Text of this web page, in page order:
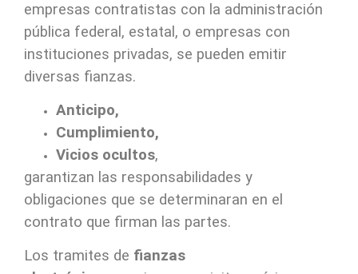
empresas contratistas con la administración
pública federal, estatal, o empresas con
instituciones privadas, se pueden emitir
diversas fianzas.
Anticipo,
Cumplimiento,
Vicios ocultos,
garantizan las responsabilidades y
obligaciones que se determinaran en el
contrato que firman las partes.
Los tramites de fianzas